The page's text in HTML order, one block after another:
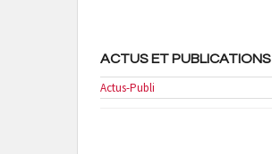
ACTUS ET PUBLICATIONS
Actus-Publi